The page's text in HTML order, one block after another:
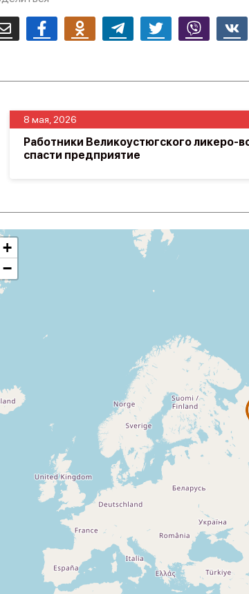
Email FacebookOdnoklassnikiTelegram Twitter Viber
8 мая, 2026
Работники Великоустюгского ликеро-
спасти предприятие
+
−